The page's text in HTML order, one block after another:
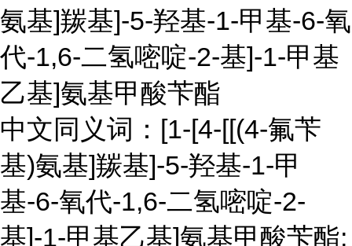
氨基]羰基]-5-羟基-1-甲基-6-氧
代-1,6-二氢嘧啶-2-基]-1-甲基
乙基]氨基甲酸苄酯
中文同义词：[1-[4-[[(4-氟苄
基)氨基]羰基]-5-羟基-1-甲
基-6-氧代-1,6-二氢嘧啶-2-
基]-1-甲基乙基]氨基甲酸苄酯;